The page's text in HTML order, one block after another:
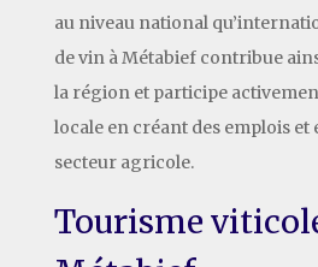
au niveau national
de vin à Métabief contribue
la région et participe
locale en créant des emplois et
secteur agricole.
Tourisme